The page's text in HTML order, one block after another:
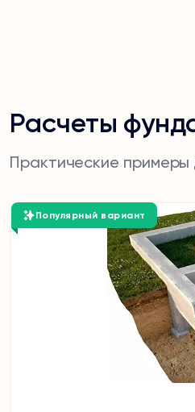
Расчеты
Практические
Популярный вариант